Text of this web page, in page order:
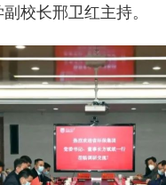
校长邢卫红主持。